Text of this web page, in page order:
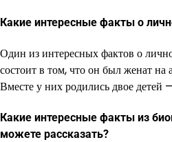
Какие интересные факты о
Один из интересных фактов о
состоит в том, что он был женат
Вместе у них родились двое детей
Какие интересные факты из
можете рассказать?